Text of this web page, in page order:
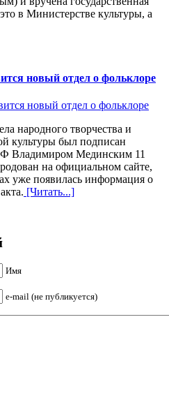
в Министерстве культуры, а
новый отдел о фольклоре
народного творчества и
культуры был подписан
Владимиром Мединским 11
на официальном сайте,
уже появилась информация о
[Читать...]
Имя
e-mail (не публикуется)